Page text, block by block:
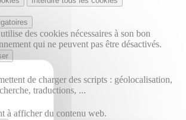
des cookies nécessaires à son bon
qui ne peuvent pas être désactivés.
de charger des scripts : géolocalisation,
traductions, ...
à afficher du contenu web.